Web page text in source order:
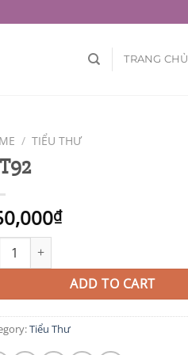
TRANG CHỦ
/ TIỂU THƯ
₫
quantity
ADD TO CART
Tiểu Thư